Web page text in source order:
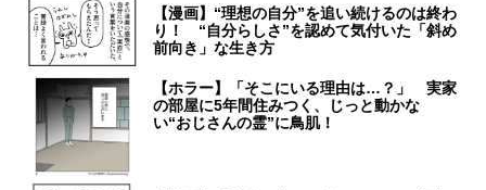
【漫画】“理想の自分”を追い続けるのは終わ
り！ “自分らしさ”を認めて気付いた「斜め
前向き」な生き方
【ホラー】「そこにいる理由は…？」 実家
の部屋に5年間住みつく、じっと動かな
い“おじさんの霊”に鳥肌！